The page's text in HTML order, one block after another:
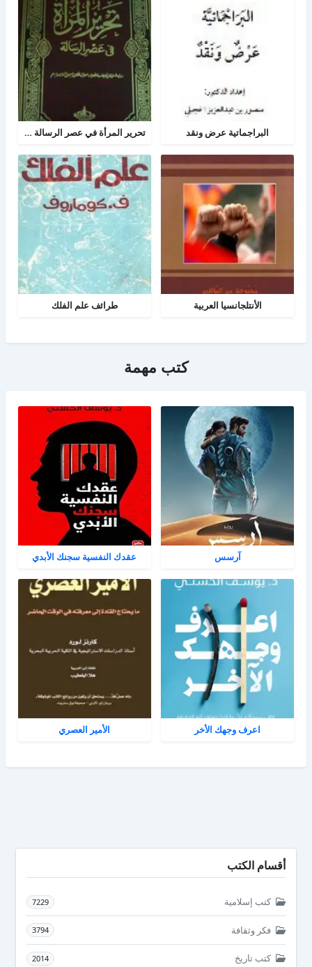
البراجماتية عرض ونقد تحرير المرأة في عصر الرسالة جــ 2
الأنتلجانسيا العربية طرائف علم الفلك
كتب مهمة
آرسس عقدك النفسية سجنك الأبدي
اعرف وجهك الأخر الأمير العصري
أقسام الكتب
كتب إسلامية 7229
فكر وثقافة 3794
كتب تاريخ 2014